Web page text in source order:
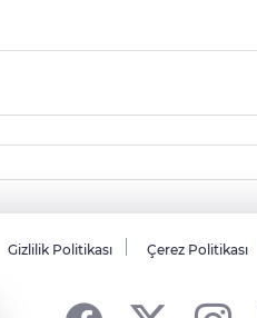
Gizlilik Politikası Çerez Politikası